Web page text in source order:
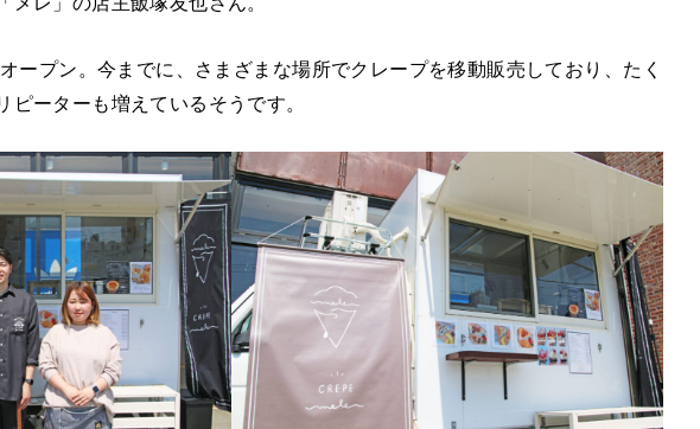
ープン。今までに、さまざまな場所でクレープを移動販売しており、たく
ピーターも増えているそうです。